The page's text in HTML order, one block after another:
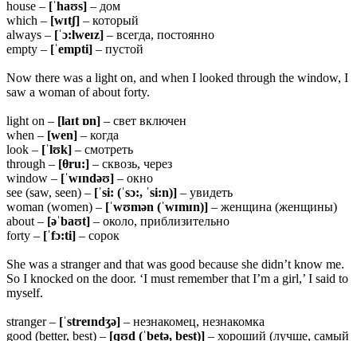
house – [ˈhaʊs] – дом
which – [wɪtʃ] – который
always – [ˈɔ:lweɪz] – всегда, постоянно
empty – [ˈempti] – пустой
Now there was a light on, and when I looked through the window, I
saw a woman of about forty.
light on – [laɪt ɒn] – свет включен
when – [wen] – когда
look – [ˈlʊk] – смотреть
through – [θru:] – сквозь, через
window – [ˈwɪndəʊ] – окно
see (saw, seen) – [ˈsi: (ˈsɔ:, ˈsi:n)] – увидеть
woman (women) – [ˈwʊmən (ˈwɪmɪn)] – женщина (женщины)
about – [əˈbaʊt] – около, приблизительно
forty – [ˈfɔ:ti] – сорок
She was a stranger and that was good because she didn’t know me.
So I knocked on the door. ‘I must remember that I’m a girl,’ I said to
myself.
stranger – [ˈstreɪndʒə] – незнакомец, незнакомка
good (better, best) – [ɡʊd (ˈbetə, best)] – хороший (лучше, самый